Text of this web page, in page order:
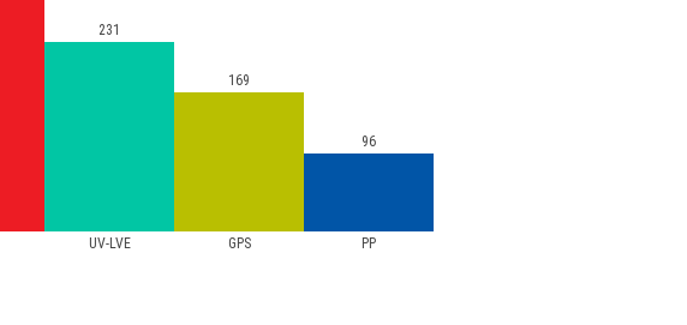
UV-LVE GPS PP
231
169
96